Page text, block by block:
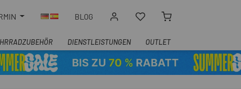
BLOG
DIENSTLEISTUNGEN OUTLET